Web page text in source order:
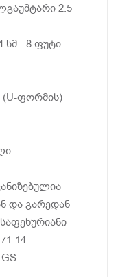
2.5
სმ - 8 ფუტი
(U-ფორმის)
და გარედან
14